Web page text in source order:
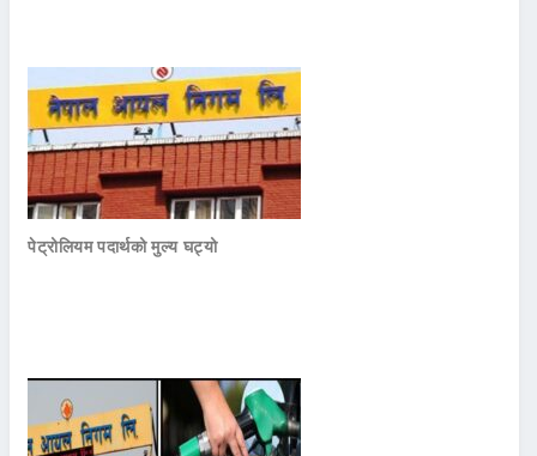
पेट्रोलियम पदार्थको मुल्य घट्यो